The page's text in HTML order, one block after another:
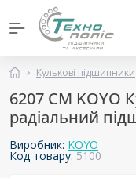
Кулькові підшипники
6207 CM KOYO
радіальний
Виробник: KOYO
Код товару:5100